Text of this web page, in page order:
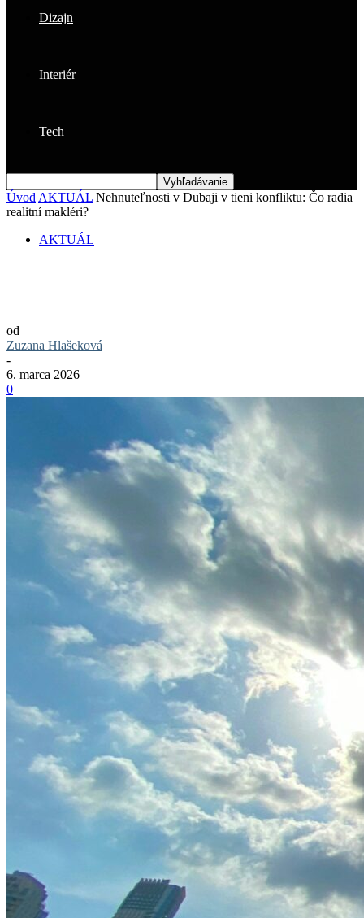
Dizajn
Interiér
Tech
Úvod AKTUÁL Nehnuteľnosti v Dubaji v tieni konfliktu: Čo radia
realitní makléri?
AKTUÁL
od
Zuzana Hlašeková
-
6. marca 2026
0